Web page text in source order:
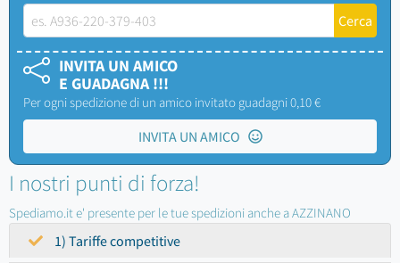
INVITA UN AMICO
E GUADAGNA !!!
Per ogni spedizione di un amico invitato guadagni 0,10 €
INVITA UN AMICO
I nostri punti di forza!
Spediamo.it e' presente per le tue spedizioni anche a AZZINANO
1) Tariffe competitive